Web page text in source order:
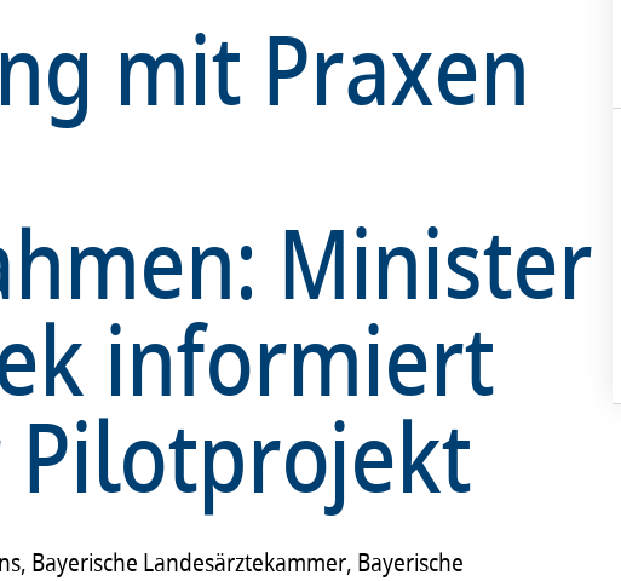
mit Praxen
Minister
informiert
Pilotprojekt
Bayerische Landesärztekammer, Bayerische